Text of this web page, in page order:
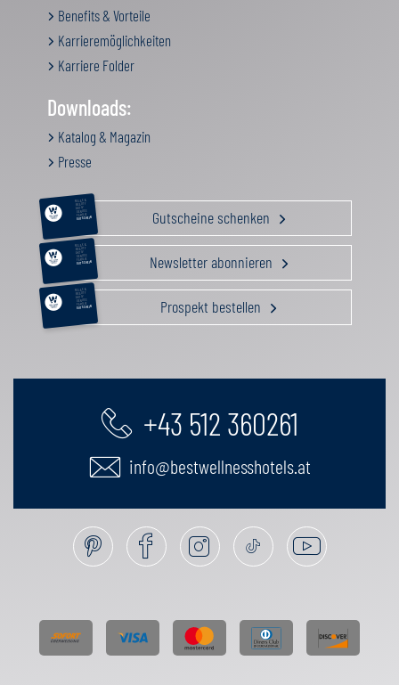
Benefits & Vorteile
Karrieremöglichkeiten
Karriere Folder
Downloads:
Katalog & Magazin
Presse
RELAX &
BEAUTY
AKTIV
GENUSS
FAMILIE
GUTSCHEIN Gutscheine schenken
RELAX &
BEAUTY
AKTIV
GENUSS
FAMILIE
GUTSCHEIN Newsletter abonnieren
RELAX &
BEAUTY
AKTIV
GENUSS
FAMILIE
GUTSCHEIN Prospekt bestellen
+43 512 360261
info@bestwellnesshotels.at